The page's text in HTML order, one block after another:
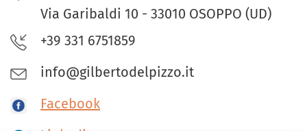
Via Garibaldi 10 - 33010 OSOPPO (UD)
+39 331 6751859
info@gilbertodelpizzo.it
Facebook